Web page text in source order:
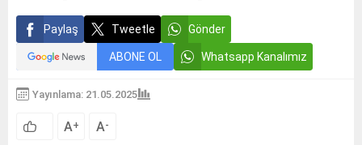
Paylaş Tweetle Gönder
ABONE OL Whatsapp Kanalımız
Yayınlama: 21.05.2025
A+ A-